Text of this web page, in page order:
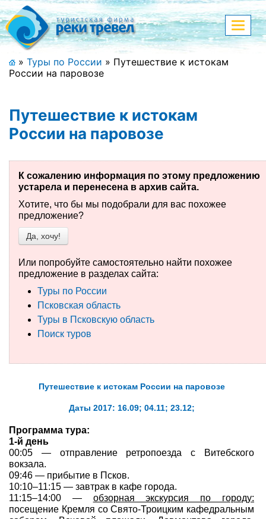
Меню
+7 (911) 182-44-68
Адрес офиса, контакты
Полная версия сайта
Главная
Спецпредложения
Праздничные туры
Страны и направления
Поиск тура
Туры по России
Автобусные туры
Круизы
Туры на пароме
Авиабилеты
Услуги
О компании
Отзывы
меню
» Туры по России » Путешествие к истокам
России на паровозе
Путешествие к истокам
России на паровозе
К сожалению информация по этому предложению
устарела и перенесена в архив сайта.
Хотите, что бы мы подобрали для вас похожее
предложение?
Да, хочу!
Или попробуйте самостоятельно найти похожее
предложение в разделах сайта:
Туры по России
Псковская область
Туры в Псковскую область
Поиск туров
Путешествие к истокам России на паровозе
Даты 2017: 16.09; 04.11; 23.12;
Программа тура:
1-й день
00:05 — отправление ретропоезда с Витебского
вокзала.
09:46 — прибытие в Псков.
10:10–11:15 — завтрак в кафе города.
11:15–14:00 — обзорная экскурсия по городу:
посещение Кремля со Свято-Троицким кафедральным